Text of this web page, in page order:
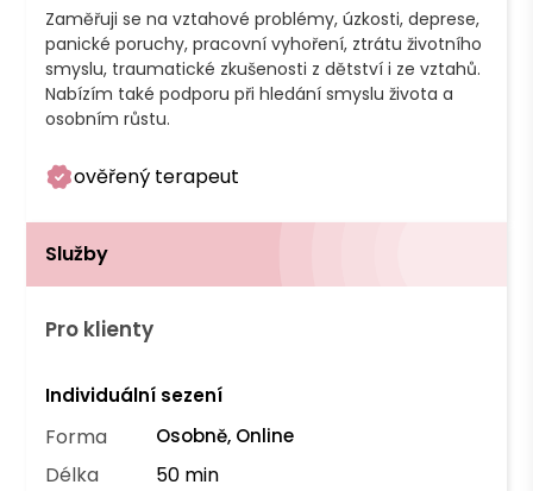
Zaměřuji se na vztahové problémy, úzkosti, deprese,
panické poruchy, pracovní vyhoření, ztrátu životního
smyslu, traumatické zkušenosti z dětství i ze vztahů.
Nabízím také podporu při hledání smyslu života a
osobním růstu.
ověřený terapeut
Služby
Pro klienty
Individuální sezení
Forma Osobně, Online
Délka
50 min